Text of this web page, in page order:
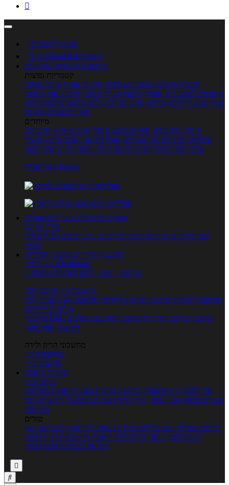

 כניסה לחשבון

מנוי FoodsDictionary
מתכונים קטגוריות מתכונים
קטגוריות נפוצות
מתכוני סלטים מתכוני פשטידות מתכוני עוגות אוכל צמחוני
מתכונים לטבעוניים אפייה מוקפץ עוגיות פסטה מתכוני עוף מתכוני
בשר מתכוני ילדים מרקים מתכונים ללא גלוטן מתכונים לסוכרתיים
טרנדים בעולם האוכל
מיוחדים
מנתח המתכונים ספר המתכונים שלי מתכוני וידאו מתכונים
עשירים מתכונים לפי מצרכים אוכל דיאטטי אוכל בריא מאכלי
עדות ספרי בישול מתכונים לפי חגים ועונות לפי שיטות הכנה
אפליקציית Foods
מוצרים ומאכלים מוצרים ומאכלים
מילון האוכל
תפריטי תזונה ערכים תזונתיים חיפוש ע"פ רכיבים מכילים הכי
הרבה
מחשבון קלוריות מחשבון קלוריות
מנוי FoodsDictionary
5 ימי ניסיון חינם - לחצו לפרטים נוספים
מחשבוני תזונה ובריאות
מחשבון קלוריות מחשבון שריפת קלוריות מחשבון דופק מטרה יחס
מותניים לירכיים
מחשבון BMI
מחשבון צריכת קלוריות מחשבון מינונים מומלצים
מחשבון אחוז שומן
מחשבוני הריון ולידה
מחשבון הריון
מחשבון ביוץ
כתבות כתבות
ערוצי תוכן
איך להכין בית ומשפחה בריאות מחלות ובעיות רפואה משלימה
ספורט וכושר גופני נשים, הריון ולידה טיפים והמלצות חדשות אוכל
ובריאות
טורים
בריאות בצלחת טעים ללא גלוטן טבעונות לבריאות לבשל כמו שף
תזונה לבטן רגועה מרזים ללא דיאטה מזיזים את הגוף הרזיה
ורפואה משלימה גורמה ביתי

